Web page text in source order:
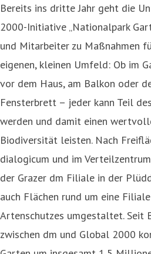
Bereits ins dritte Jahr geht die
2000-Initiative „Nationalpark
und Mitarbeiter zu Maßnahmen
eigenen, kleinen Umfeld: Ob im
vor dem Haus, am Balkon oder
Fensterbrett – jeder kann Teil
werden und damit einen
Biodiversität leisten. Nach
dialogicum und im
der Grazer dm Filiale in der
auch Flächen rund um eine
Artenschutzes umgestaltet. Seit
zwischen dm und Global 2000